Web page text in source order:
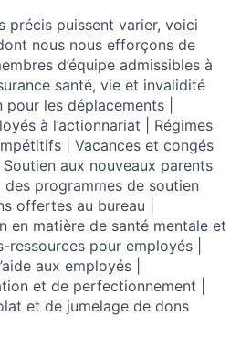
précis puissent varier, voici
nous nous efforçons de
d’équipe admissibles à
santé, vie et invalidité
les déplacements |
à l’actionnariat | Régimes
| Vacances et congés
aux nouveaux parents
programmes de soutien
offertes au bureau |
en matière de santé mentale et
pour employés |
aux employés |
et de perfectionnement |
et de jumelage de dons